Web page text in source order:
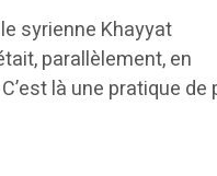
syrienne Khayyat
parallèlement, en
là une pratique de